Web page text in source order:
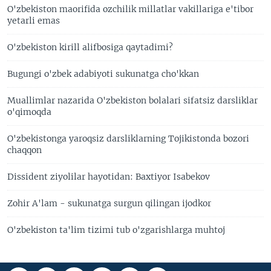
O'zbekiston maorifida ozchilik millatlar vakillariga e'tibor
yetarli emas
O'zbekiston kirill alifbosiga qaytadimi?
Bugungi o'zbek adabiyoti sukunatga cho'kkan
Muallimlar nazarida O'zbekiston bolalari sifatsiz darsliklar
o'qimoqda
O'zbekistonga yaroqsiz darsliklarning Tojikistonda bozori
chaqqon
Dissident ziyolilar hayotidan: Baxtiyor Isabekov
Zohir A'lam - sukunatga surgun qilingan ijodkor
O'zbekiston ta'lim tizimi tub o'zgarishlarga muhtoj